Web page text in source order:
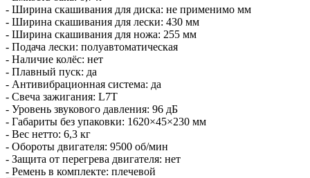
- Ширина скашивания для диска: не применимо мм
- Ширина скашивания для лески: 430 мм
- Ширина скашивания для ножа: 255 мм
- Подача лески: полуавтоматическая
- Наличие колёс: нет
- Плавный пуск: да
- Антивибрационная система: да
- Свеча зажигания: L7T
- Уровень звукового давления: 96 дБ
- Габариты без упаковки: 1620×45×230 мм
- Вес нетто: 6,3 кг
- Обороты двигателя: 9500 об/мин
- Защита от перегрева двигателя: нет
- Ремень в комплекте: плечевой